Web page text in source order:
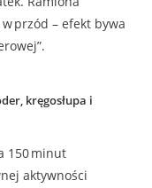
przód – efekt bywa
kręgosłupa i
150 minut
aktywności